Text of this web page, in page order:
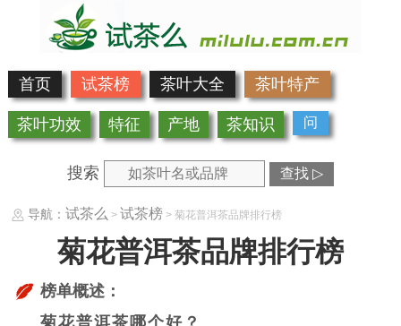
首页 试茶榜 茶叶大全 茶叶特产
茶叶功效 特征 产地 茶知识 问
搜索 查找 ▷
导航： 试茶么 > 试茶榜> 菊花普洱茶品牌排行榜
菊花普洱茶品牌排行榜
榜单概述：
菊花普洱茶哪个好？